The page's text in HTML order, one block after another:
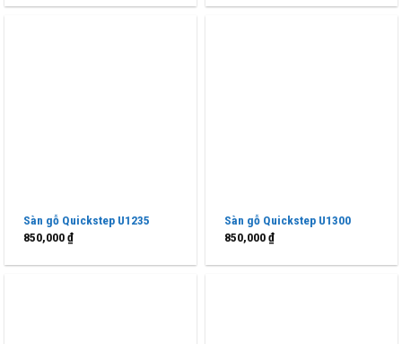
Sàn gỗ Quickstep U1235
850,000₫
Sàn gỗ Quickstep U1300
850,000₫